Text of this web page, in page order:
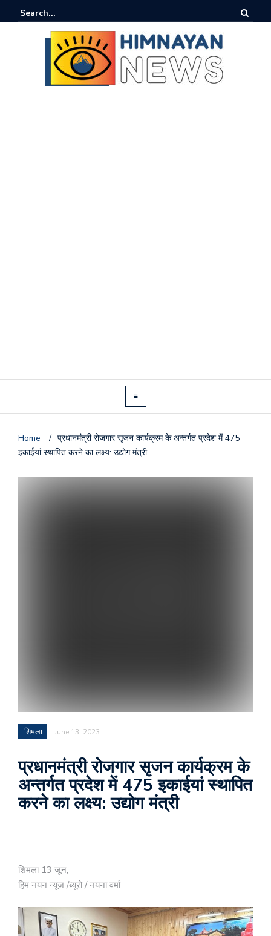
Home / प्रधानमंत्री रोजगार सृजन कार्यक्रम के अन्तर्गत प्रदेश में 475
इकाईयां स्थापित करने का लक्ष्य: उद्योग मंत्री
शिमला June 13, 2023
प्रधानमंत्री रोजगार सृजन कार्यक्रम के
अन्तर्गत प्रदेश में 475 इकाईयां स्थापित
करने का लक्ष्य: उद्योग मंत्री
शिमला 13 जून,
हिम नयन न्यूज /ब्यूरो / नयना वर्मा